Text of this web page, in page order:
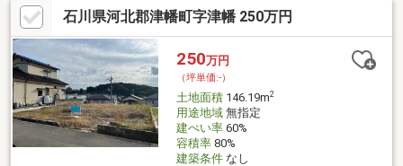
石川県河北郡津幡町字津幡 250万円
250万円
（坪単価:-）
土地面積146.19m2
用途地域無指定
建ぺい率60%
容積率80%
建築条件なし